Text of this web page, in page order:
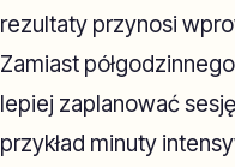
rezultaty przynosi
Zamiast
lepiej zaplanować
przykład minuty